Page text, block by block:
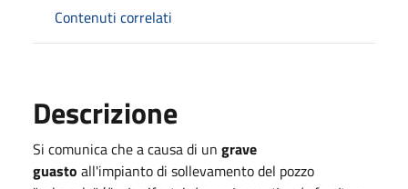
Contenuti correlati
Descrizione
Si comunica che a causa di un grave
guasto all'impianto di sollevamento del pozzo